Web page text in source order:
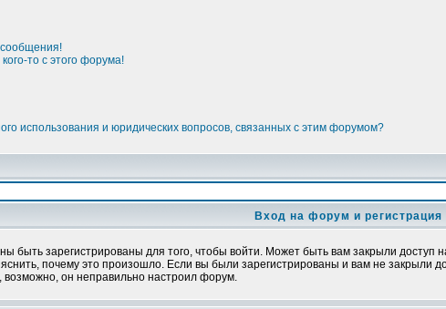
то с этого форума!
использования и юридических вопросов, связанных с этим форумом?
Вход на форум и регистрация
быть зарегистрированы для того, чтобы войти. Может быть вам закрыли доступ
почему это произошло. Если вы были зарегистрированы и вам не закрыли
возможно, он неправильно настроил форум.